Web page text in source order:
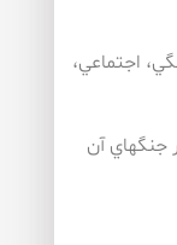
اجتماعي،
جنگهاي آن